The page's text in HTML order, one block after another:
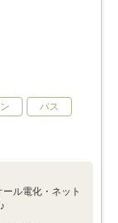
バス
ル電化・ネット